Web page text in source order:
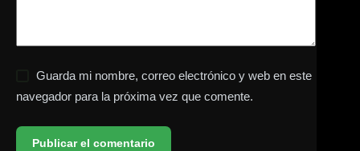
Guarda mi nombre, correo electrónico y web en este
navegador para la próxima vez que comente.
Publicar el comentario